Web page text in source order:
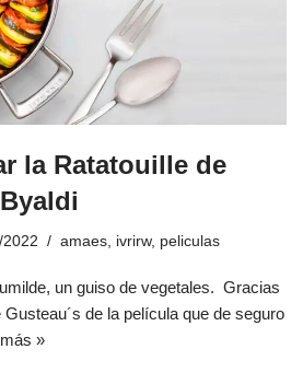
la Ratatouille de
2022 amaes ivrirw, peliculas
un guiso de vegetales. Gracias
de la película que de seguro
»